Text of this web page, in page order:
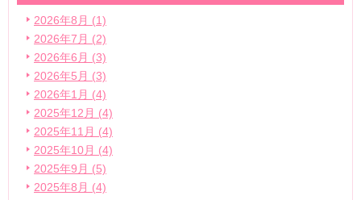
2026年8月 (1)
2026年7月 (2)
2026年6月 (3)
2026年5月 (3)
2026年1月 (4)
2025年12月 (4)
2025年11月 (4)
2025年10月 (4)
2025年9月 (5)
2025年8月 (4)